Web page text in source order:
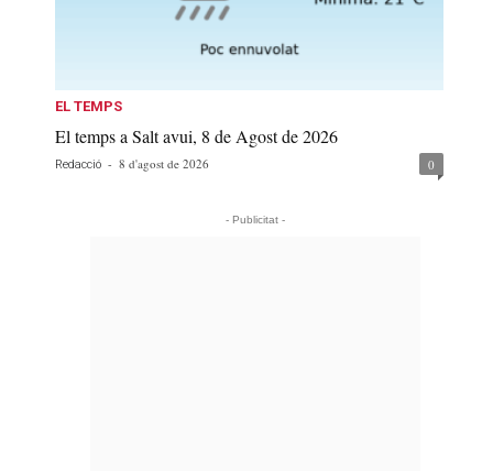
EL TEMPS
El temps a Salt avui, 8 de Agost de 2026
Redacció - 8 d'agost de 2026 0
- Publicitat -